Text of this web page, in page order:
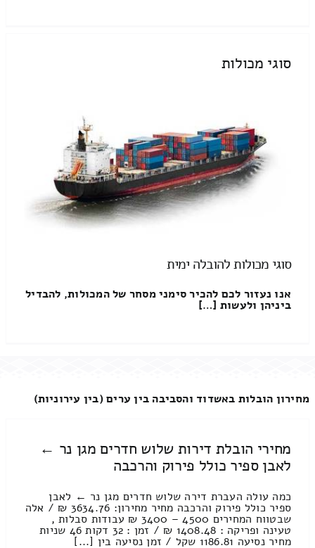
סוגי מכולות
סוגי מכולות להובלה ימית
אנו נעזור לכם להכיר סימני מסחר של המכולות, להבדיל
ביניהן ולעשות […]
מחירון הובלות באשדוד והסביבה בין ערים (בין עירוניות)
מחירי הובלת דירות שלוש חדרים מגן נר ←
לאבן ספיר כולל פירוק והרכבה
כמה עולה העברת דירה שלוש חדרים מגן נר ← לאבן
ספיר כולל פירוק והרכבה מחיר מחירון: 3634.76 ₪ / אלה
שבטווח המחירים 4500 – 3400 ₪ עבודות סבלות ,
טעינה ופריקה : 1408.48 ₪ / זמן : 32 דקות 46 שניות
מחיר נסיעה 1186.81 שקל / זמן נסיעה בין [...]